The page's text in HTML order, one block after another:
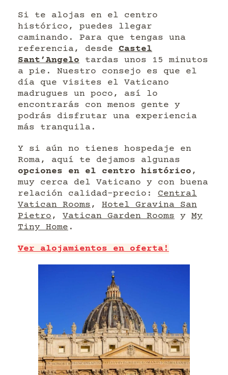
Si te alojas en el centro
histórico, puedes llegar
caminando. Para que tengas una
referencia, desde Castel
Sant’Angelo tardas unos 15 minutos
a pie. Nuestro consejo es que el
día que visites el Vaticano
madrugues un poco, así lo
encontrarás con menos gente y
podrás disfrutar una experiencia
más tranquila.
Y si aún no tienes hospedaje en
Roma, aquí te dejamos algunas
opciones en el centro histórico ,
muy cerca del Vaticano y con buena
relación calidad-precio: Central
Vatican Rooms, Hotel Gravina San
Pietro, Vatican Garden Rooms y My
Tiny Home .
Ver alojamientos en oferta!